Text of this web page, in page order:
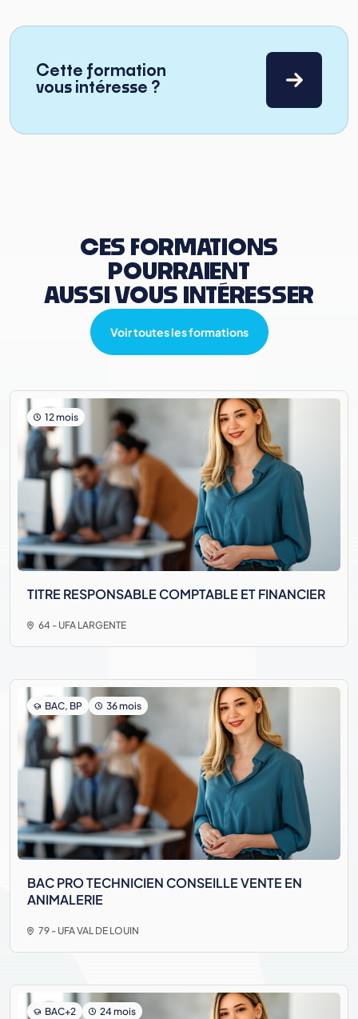
Cette formation
vous intéresse ?
CES FORMATIONS
POURRAIENT
AUSSI VOUS INTÉRESSER
Voir toutes les formations
12 mois
TITRE RESPONSABLE COMPTABLE ET FINANCIER
64 - UFA LARGENTE
BAC, BP 36 mois
BAC PRO TECHNICIEN CONSEILLE VENTE EN
ANIMALERIE
79 - UFA VAL DE LOUIN
BAC+2 24 mois